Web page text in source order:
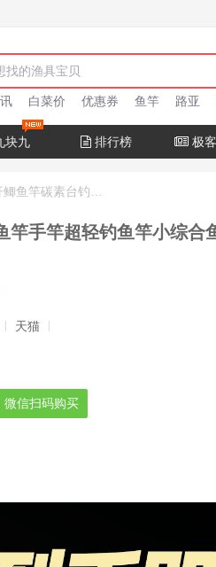
白菜价 优惠券 鱼竿 路亚
块九 排行榜 极
竿手竿超轻钓鱼竿小综合
天猫
微信扫码购买